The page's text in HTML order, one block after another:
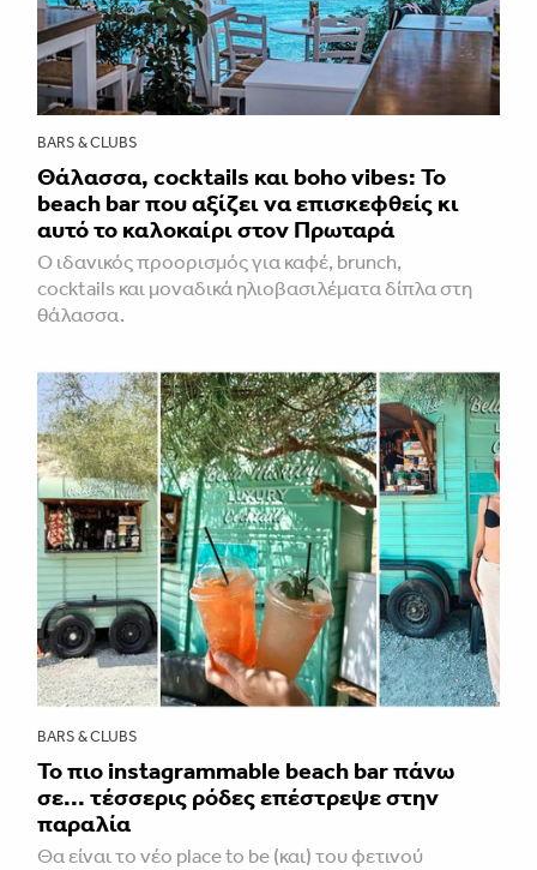
BARS & CLUBS
Θάλασσα, cocktails και boho vibes: Το
beach bar που αξίζει να επισκεφθείς κι
αυτό το καλοκαίρι στον Πρωταρά
Ο ιδανικός προορισμός για καφέ, brunch,
cocktails και μοναδικά ηλιοβασιλέματα δίπλα στη
θάλασσα.
BARS & CLUBS
Το πιο instagrammable beach bar πάνω
σε... τέσσερις ρόδες επέστρεψε στην
παραλία
Θα είναι το νέο place to be (και) του φετινού